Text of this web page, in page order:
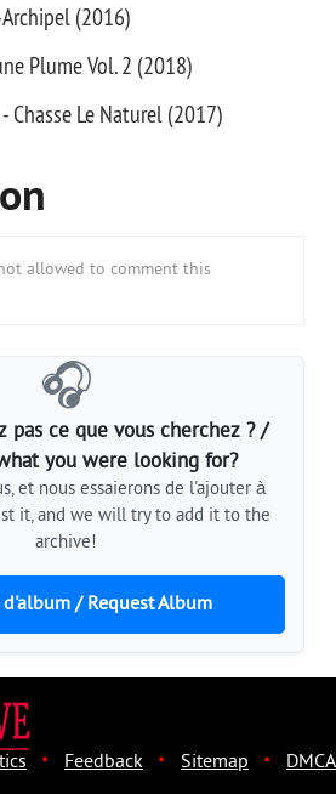
(2016)
Plume Vol. 2 (2018)
Chasse Le Naturel (2017)
allowed to comment this
🎧
pas ce que vous cherchez ? /
you were looking for?
et nous essaierons de l'ajouter à
it, and we will try to add it to the
archive!
d'album / Request Album
· Feedback · Sitemap · DMCA